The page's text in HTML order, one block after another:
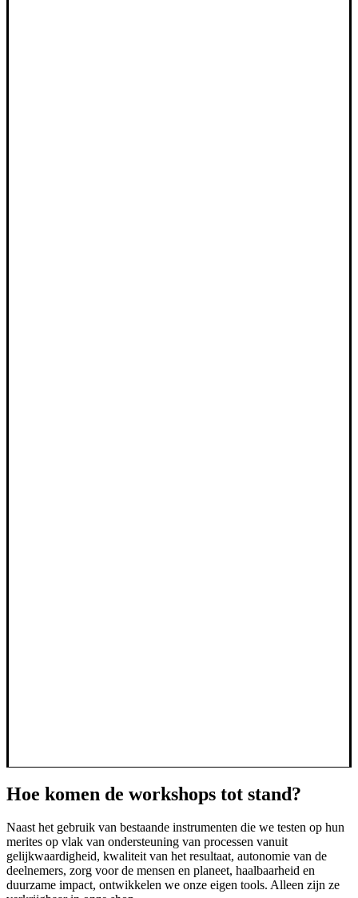
Hoe komen de workshops tot stand?
Naast het gebruik van bestaande instrumenten die we testen op hun
merites op vlak van ondersteuning van processen vanuit
gelijkwaardigheid, kwaliteit van het resultaat, autonomie van de
deelnemers, zorg voor de mensen en planeet, haalbaarheid en
duurzame impact, ontwikkelen we onze eigen tools. Alleen zijn ze